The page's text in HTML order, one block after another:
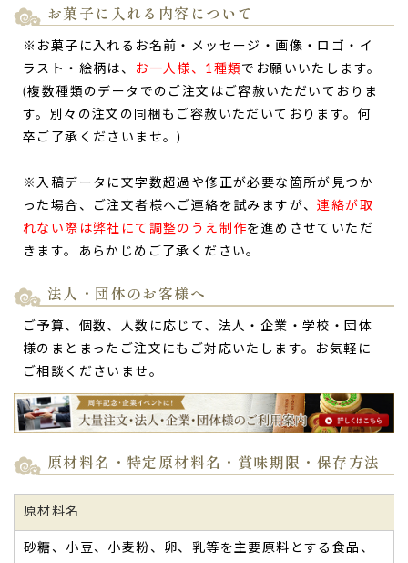
コロナウイルスの中、毎日リスクを負いながらも
出社してくださる他部署の同僚へ向けて。
コロナウイルスの中、毎日リスクを負いながらも出社してく
ださる他部署の同僚へ向けてメッセージ入りのどら焼きを購
入致しました。
購入した商品は名入れができる物だったのにも関わらず３日
した。
て良かった
と心から感じました。
また機会があれば是非注文したいと思います！（えのき茸
ご購入頂いた商品： ありがとうございますの名入れどら焼き
「もじどら」(10個入り)
感動しましたと喜びのお返事を頂きました。
ご購入頂いた商品：感謝の文字入りどら焼き(5個入り)
お菓子に入れる内容について
※お菓子に入れるお名前・メッセージ・画像・ロゴ・イ
ラスト・絵柄は、
お一人様、1種類 でお願いいたします。
(複数種類のデータでのご注文はご容赦いただいておりま
す。別々の注文の同梱もご容赦いただいております。何
卒ご了承くださいませ。)
※入稿データに文字数超過や修正が必要な箇所が見つか
った場合、ご注文者様へご連絡を試みますが、連絡が取
れない際は弊社にて調整のうえ制作を進めさせていただ
きます。あらかじめご了承ください。
法人・団体のお客様へ
ご予算、個数、人数に応じて、法人・企業・学校・団体
様のまとまったご注文にもご対応いたします。お気軽に
ご相談くださいませ。
原材料名・特定原材料名・賞味期限・保存方法
原材料名
砂糖、小豆、小麦粉、卵、乳等を主要原料とする食品、